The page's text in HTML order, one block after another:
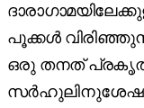
പൂക്കൾ
ഒരു തനത്